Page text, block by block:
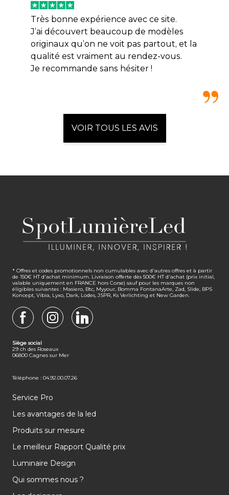
Très bonne expérience avec ce site.
J’ai découvert beaucoup de modèles
originaux qu’on ne voit pas partout, et la
qualité est vraiment au rendez-vous.
Je recommande sans hésiter !
VOIR TOUS LES AVIS
* Offres et codes promotionnels non cumulables avec d'autres offres et à partir
de 150€ HT d'achat minimum. Livraison offerte dès 500€ HT d'achat (prix initial,
valable uniquement en FRANCE hors Corse) sauf pour les marques non
éligibles suivantes : Masiero, Btc, Myyour, Bomma FontanaArte, Zad, Slide, BPS
Koncept, Vibia, Lyxo, Dark, Lodes, JSPR, Ks Verlichting et New Garden.
Siège social
29 ch des Roseaux
06800 Cagnes sur Mer
Téléphone : 04.92.00.07.26
Service Pro
Les avantages de la led
Produits sur mesure
Le meilleur Rapport Qualité prix
Luminaire Design
Qui sommes nous ?